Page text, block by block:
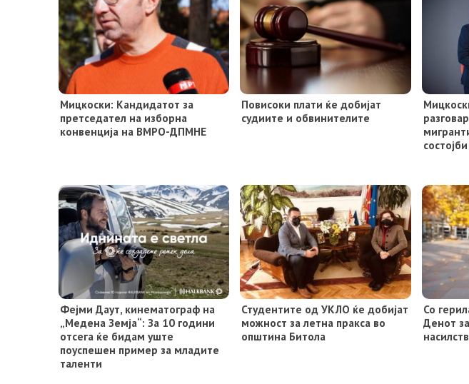
Мицкоски: Кандидатот за
претседател на изборна
конвенција на ВМРО-ДПМНЕ
Повисоки плати ќе добијат
судиите и обвинителите
Фејми Даут, кинематограф на
„Медена Земја“: За 10 години
отсега ќе бидам уште
поуспешен пример за младите
таленти
Студентите од УКЛО ќе добијат
можност за летна пракса во
општина Битола
Со
Денот